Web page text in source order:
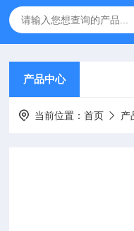
产品中心
当前位置：首页 产